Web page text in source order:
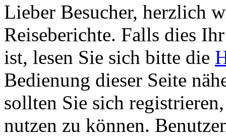
Lieber Besucher, herzlich
Reiseberichte. Falls dies
ist, lesen Sie sich bitte die
Bedienung dieser Seite
sollten Sie sich
nutzen zu können.